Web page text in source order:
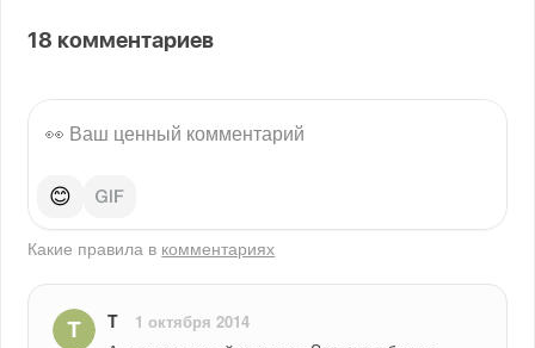
18 комментариев
😊
Какие правила в комментариях
T 1 октября 2014